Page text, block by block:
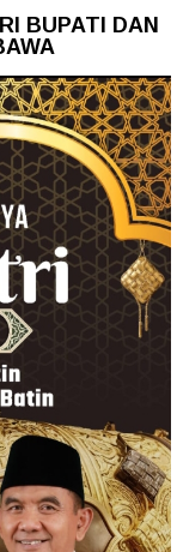
BUPATI DAN